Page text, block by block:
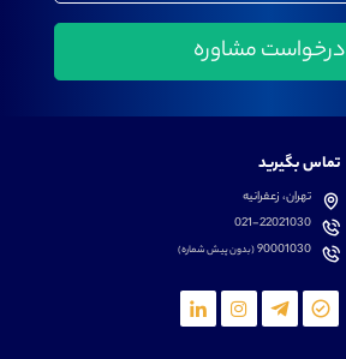
تماس بگیرید
تهران، زعفرانیه
021-22021030
90001030(بدون پیش شماره)